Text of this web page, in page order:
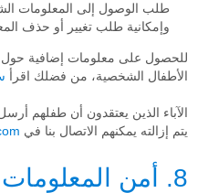
طلب الوصول إلى المعلومات
وإمكانية طلب تغيير أو حذف
للحصول على معلومات إضافية حول
الأطفال الشخصية، من فضلك اقرأ
الآباء الذين يعتقدون أن طفلهم
يتم إزالته يمكنهم الاتصال بنا في
8. أمن المعلومات